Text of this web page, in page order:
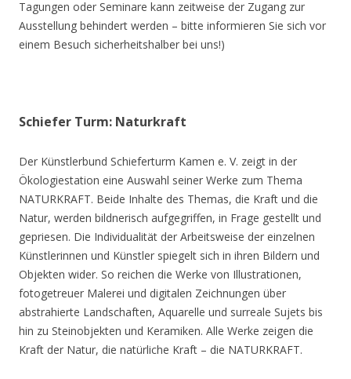
Tagungen oder Seminare kann zeitweise der Zugang zur
Ausstellung behindert werden – bitte informieren Sie sich vor
einem Besuch sicherheitshalber bei uns!)
Schiefer Turm: Naturkraft
Der Künstlerbund Schieferturm Kamen e. V. zeigt in der
Ökologiestation eine Auswahl seiner Werke zum Thema
NATURKRAFT. Beide Inhalte des Themas, die Kraft und die
Natur, werden bildnerisch aufgegriffen, in Frage gestellt und
gepriesen. Die Individualität der Arbeitsweise der einzelnen
Künstlerinnen und Künstler spiegelt sich in ihren Bildern und
Objekten wider. So reichen die Werke von Illustrationen,
fotogetreuer Malerei und digitalen Zeichnungen über
abstrahierte Landschaften, Aquarelle und surreale Sujets bis
hin zu Steinobjekten und Keramiken. Alle Werke zeigen die
Kraft der Natur, die natürliche Kraft – die NATURKRAFT.